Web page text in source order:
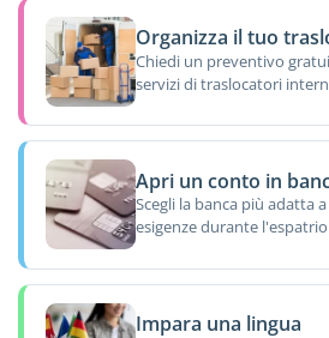
Organizza il tuo
Chiedi un preventivo
servizi di traslocatori
Apri un conto in
Scegli la banca più adatta
esigenze durante
Impara una lingua